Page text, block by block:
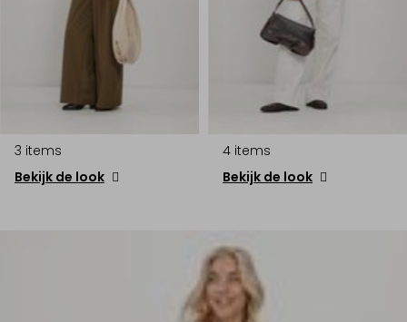
3 items
Bekijk de look
4 items
Bekijk de look